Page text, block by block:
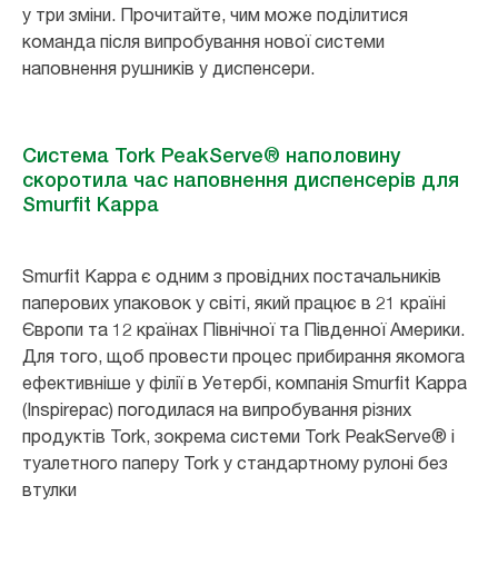
у три зміни. Прочитайте, чим може поділитися
команда після випробування нової системи
наповнення рушників у диспенсери.
Система Tork PeakServe® наполовину
скоротила час наповнення диспенсерів для
Smurfit Kappa
Smurfit Kappa є одним з провідних постачальників
паперових упаковок у світі, який працює в 21 країні
Європи та 12 країнах Північної та Південної Америки.
Для того, щоб провести процес прибирання якомога
ефективніше у філії в Уетербі, компанія Smurfit Kappa
(Inspirepac) погодилася на випробування різних
продуктів Tork, зокрема системи Tork PeakServe® і
туалетного паперу Tork у стандартному рулоні без
втулки